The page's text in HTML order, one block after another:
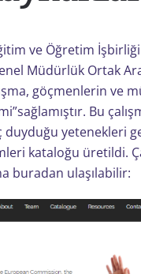
ve Öğretim İşbirliği
Müdürlük Ortak
göçmenlerin ve
Bu
yetenekleri
kataloğu üretildi.
buradan ulaşılabilir: